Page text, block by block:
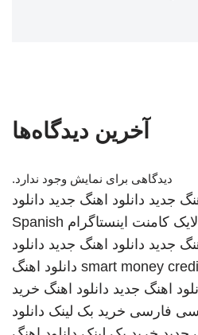
آخرین دیدگاه‌ها
دیدگاهی برای نمایش وجود ندارد.
جدید دانلود اهنگ جدید دانلود
کامنت اینستاگرام Spanish
جدید دانلود اهنگ جدید دانلود
smart money دانلود اهنگ
اهنگ جدید دانلود اهنگ خرید
فارسی خرید بک لینک دانلود